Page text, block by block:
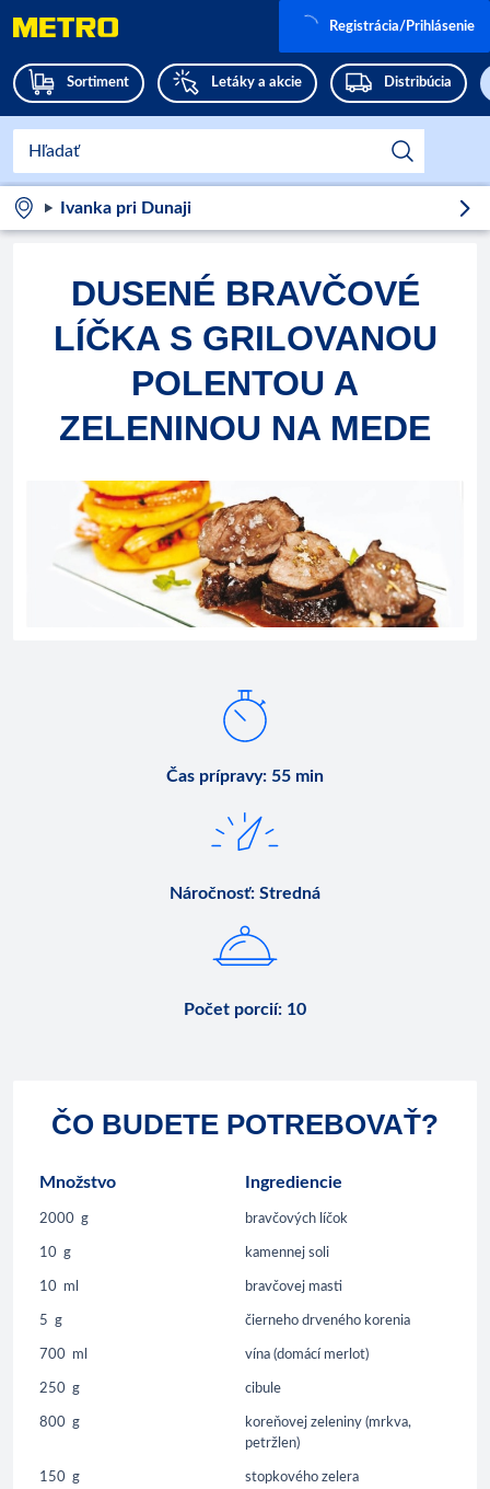
Sortiment Letáky a akcie Distribúcia
Registrácia/Prihlásenie
Ivanka pri Dunaji
DUSENÉ BRAVČOVÉ
LÍČKA S GRILOVANOU
POLENTOU A
ZELENINOU NA MEDE
Čas prípravy: 55 min
Náročnosť: Stredná
Počet porcií: 10
ČO BUDETE POTREBOVAŤ?
Množstvo Ingrediencie
2000 g bravčových líčok
10 g kamennej soli
10 ml bravčovej masti
5 g čierneho drveného korenia
700 ml vína (domácí merlot)
250 g cibule
800 g
koreňovej zeleniny (mrkva,
petržlen)
150 g stopkového zelera